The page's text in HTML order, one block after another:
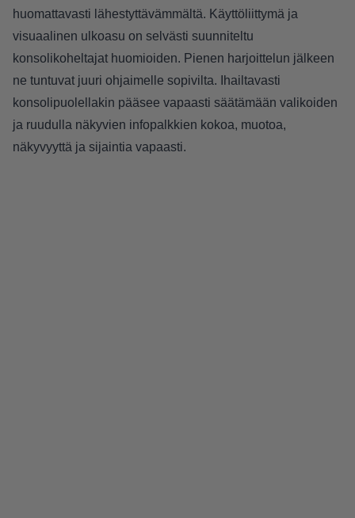
huomattavasti lähestyttävämmältä. Käyttöliittymä ja
visuaalinen ulkoasu on selvästi suunniteltu
konsolikoheltajat huomioiden. Pienen harjoittelun jälkeen
ne tuntuvat juuri ohjaimelle sopivilta. Ihailtavasti
konsolipuolellakin pääsee vapaasti säätämään valikoiden
ja ruudulla näkyvien infopalkkien kokoa, muotoa,
näkyvyyttä ja sijaintia vapaasti.